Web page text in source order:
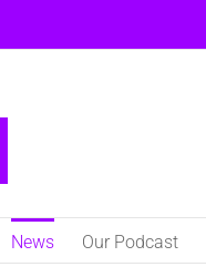
Νews Our Podcast